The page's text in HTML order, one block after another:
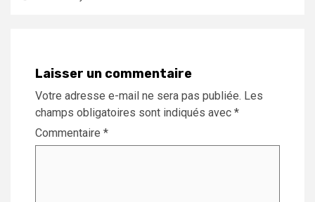
Laisser un commentaire
Votre adresse e-mail ne sera pas publiée. Les
champs obligatoires sont indiqués avec *
Commentaire *